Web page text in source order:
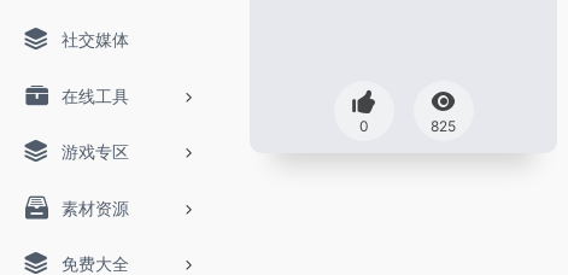
社交媒体
在线工具
游戏专区
素材资源
免费大全
0 825